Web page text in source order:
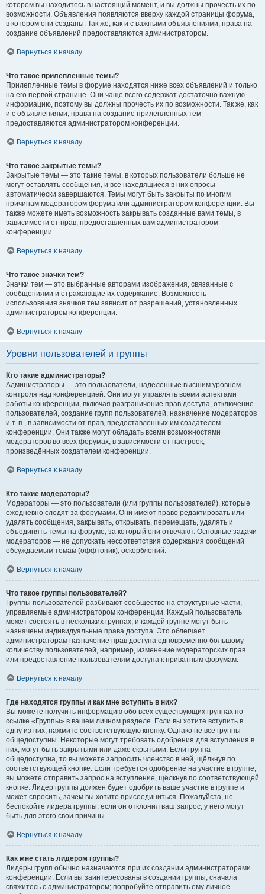
котором вы находитесь в настоящий момент, и вы должны прочесть их по
возможности. Объявления появляются вверху каждой страницы форума,
в котором они созданы. Так же, как и с важными объявлениями, права на
создание объявлений предоставляются администратором.
Вернуться к началу
Что такое прилепленные темы?
Прилепленные темы в форуме находятся ниже всех объявлений и только
на его первой странице. Они чаще всего содержат достаточно важную
информацию, поэтому вы должны прочесть их по возможности. Так же, как
и с объявлениями, права на создание прилепленных тем
предоставляются администратором конференции.
Вернуться к началу
Что такое закрытые темы?
Закрытые темы — это такие темы, в которых пользователи больше не
могут оставлять сообщения, и все находящиеся в них опросы
автоматически завершаются. Темы могут быть закрыты по многим
причинам модератором форума или администратором конференции. Вы
также можете иметь возможность закрывать созданные вами темы, в
зависимости от прав, предоставленных вам администратором
конференции.
Вернуться к началу
Что такое значки тем?
Значки тем — это выбранные авторами изображения, связанные с
сообщениями и отражающие их содержание. Возможность
использования значков тем зависит от разрешений, установленных
администратором конференции.
Вернуться к началу
Уровни пользователей и группы
Кто такие администраторы?
Администраторы — это пользователи, наделённые высшим уровнем
контроля над конференцией. Они могут управлять всеми аспектами
работы конференции, включая разграничение прав доступа, отключение
пользователей, создание групп пользователей, назначение модераторов
и т. п., в зависимости от прав, предоставленных им создателем
конференции. Они также могут обладать всеми возможностями
модераторов во всех форумах, в зависимости от настроек,
произведённых создателем конференции.
Вернуться к началу
Кто такие модераторы?
Модераторы — это пользователи (или группы пользователей), которые
ежедневно следят за форумами. Они имеют право редактировать или
удалять сообщения, закрывать, открывать, перемещать, удалять и
объединять темы на форуме, за который они отвечают. Основные задачи
модераторов — не допускать несоответствия содержания сообщений
обсуждаемым темам (оффтопик), оскорблений.
Вернуться к началу
Что такое группы пользователей?
Группы пользователей разбивают сообщество на структурные части,
управляемые администратором конференции. Каждый пользователь
может состоять в нескольких группах, и каждой группе могут быть
назначены индивидуальные права доступа. Это облегчает
администраторам назначение прав доступа одновременно большому
количеству пользователей, например, изменение модераторских прав
или предоставление пользователям доступа к приватным форумам.
Вернуться к началу
Где находятся группы и как мне вступить в них?
Вы можете получить информацию обо всех существующих группах по
ссылке «Группы» в вашем личном разделе. Если вы хотите вступить в
одну из них, нажмите соответствующую кнопку. Однако не все группы
общедоступны. Некоторые могут требовать одобрения для вступления в
них, могут быть закрытыми или даже скрытыми. Если группа
общедоступна, то вы можете запросить членство в ней, щёлкнув по
соответствующей кнопке. Если требуется одобрение на участие в группе,
вы можете отправить запрос на вступление, щёлкнув по соответствующей
кнопке. Лидер группы должен будет одобрить ваше участие в группе и
может спросить, зачем вы хотите присоединиться. Пожалуйста, не
беспокойте лидера группы, если он отклонил ваш запрос; у него могут
быть для этого свои причины.
Вернуться к началу
Как мне стать лидером группы?
Лидеры групп обычно назначаются при их создании администраторами
конференции. Если вы заинтересованы в создании группы, сначала
свяжитесь с администратором; попробуйте отправить ему личное